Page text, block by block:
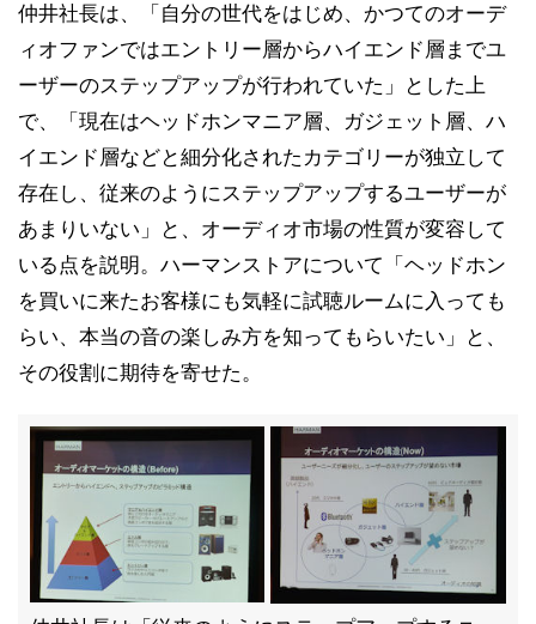
仲井社長は、「自分の世代をはじめ、かつてのオーデ
ィオファンではエントリー層からハイエンド層までユ
ーザーのステップアップが行われていた」とした上
で、「現在はヘッドホンマニア層、ガジェット層、ハ
イエンド層などと細分化されたカテゴリーが独立して
存在し、従来のようにステップアップするユーザーが
あまりいない」と、オーディオ市場の性質が変容して
いる点を説明。ハーマンストアについて「ヘッドホン
を買いに来たお客様にも気軽に試聴ルームに入っても
らい、本当の音の楽しみ方を知ってもらいたい」と、
その役割に期待を寄せた。